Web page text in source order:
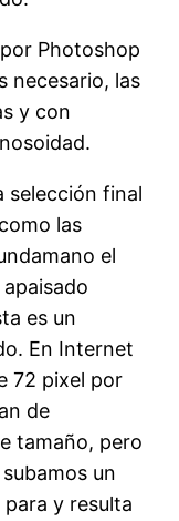
Photoshop
necesario, las
y con
selección final
las
el
es un
En Internet
72 pixel por
de
tamaño, pero
un
y resulta